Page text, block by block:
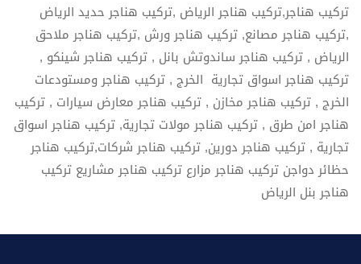
تركيب هناجر,تركيب هناجر الرياض ,تركيب هناجر حديد الرياض
,تركيب هناجر مصانع, تركيب هناجر ورش ,تركيب هناجر ملاحق
الرياض , تركيب هناجر ساندوتش بانل , تركيب هناجر شينكو ,
تركيب هناجر اسواق تجارية الخرج , تركيب هناجر ومستودعات
الخرج , تركيب هناجر مخازن , تركيب هناجر معارض سيارات , تركيب
هناجر امن طرق , تركيب هناجر مولات تجارية, تركيب هناجر اسواق
تجارية , تركيب هناجر دورين, تركيب هناجر شركات,تركيب هناجر
حظائر دواجن تركيب هناجر مزارع تركيب هناجر مشاريع تركيب
هناجر بنل الرياض